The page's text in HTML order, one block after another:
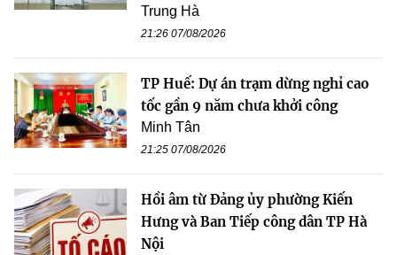
Trung Hà
21:26 07/08/2026
TP Huế: Dự án trạm dừng nghỉ cao
tốc gần 9 năm chưa khởi công
Minh Tân
21:25 07/08/2026
Hồi âm từ Đảng ủy phường Kiến
Hưng và Ban Tiếp công dân TP Hà
Nội